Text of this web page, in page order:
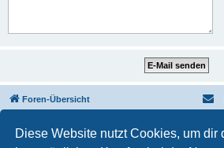
Diese Website nutzt Cookies, um dir
Foren-Übersicht
Powered by phpBB
® Forum Software ©
Deutsche Übersetzung durch